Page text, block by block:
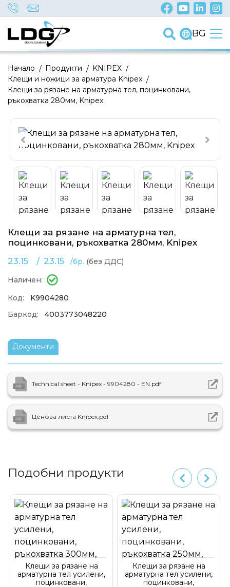
BG
/
Начало /
Продукти /
KNIPEX
/
Клещи и ножици за арматура Knipex
Клещи за рязане на арматурна тел, поцинковани,
ръкохватка 280мм, Knipex
Клещи за рязане на арматурна тел,
поцинковани, ръкохватка 280мм, Knipex
23.15
/
23.15 /бр. (без ДДС)
Наличен:
Код:
K9904280
Баркод:
4003773048220
Документи
Technical sheet - Knipex - 9904280 - EN.pdf
Ценова листа Knipex.pdf
Подобни продукти
Клещи за рязане на
арматурна тел усилени,
поцинковани,
Клещи за рязане на
арматурна тел усилени,
поцинковани,